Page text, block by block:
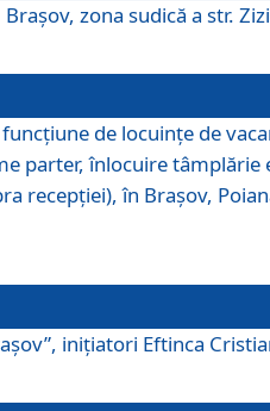
zona sudică a str.
de locuinţe de
parter, înlocuire
în Braşov,
iniţiatori Eftinca